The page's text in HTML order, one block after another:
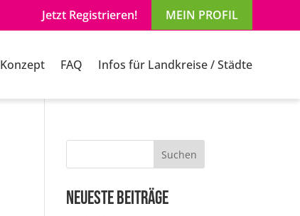
Jetzt Registrieren! MEIN PROFIL
Konzept FAQ Infos für Landkreise / Städte
Suchen
Neueste Beiträge